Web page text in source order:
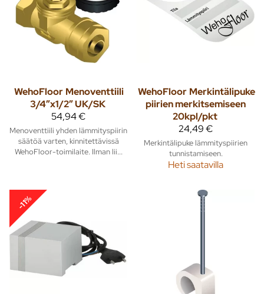
WehoFloor Menoventtiili
3/4”x1/2” UK/SK
54,94 €
Menoventtiili yhden lämmityspiirin
säätöä varten, kinnitettävissä
WehoFloor-toimilaite. Ilman lii...
WehoFloor Merkintälipuke
piirien merkitsemiseen
20kpl/pkt
24,49 €
Merkintälipuke lämmityspiirien
tunnistamiseen.
Heti saatavilla
-11%